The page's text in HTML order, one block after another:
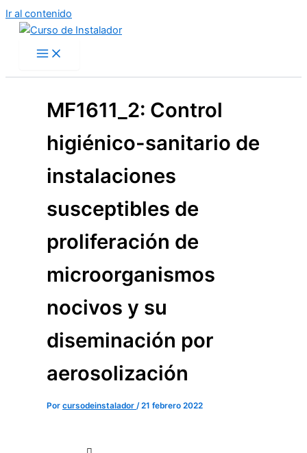
Ir al contenido
MF1611_2: Control
higiénico-sanitario de
instalaciones
susceptibles de
proliferación de
microorganismos
nocivos y su
diseminación por
aerosolización
Por cursodeinstalador /21 febrero 2022